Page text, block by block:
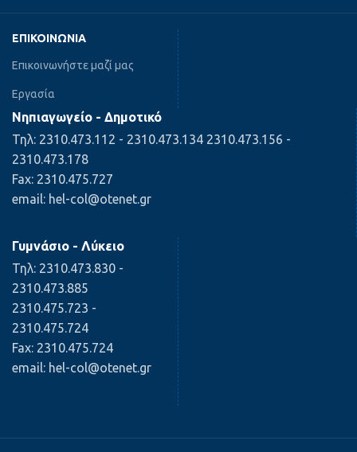
ΕΠΙΚΟΙΝΩΝΊΑ
Επικοινωνήστε μαζί μας
Εργασία
Νηπιαγωγείο - Δημοτικό
Τηλ: 2310.473.112 - 2310.473.134 2310.473.156 -
2310.473.178
Fax: 2310.475.727
email: hel-col@otenet.gr
Γυμνάσιο - Λύκειο
Τηλ: 2310.473.830 -
2310.473.885
2310.475.723 -
2310.475.724
Fax: 2310.475.724
email: hel-col@otenet.gr